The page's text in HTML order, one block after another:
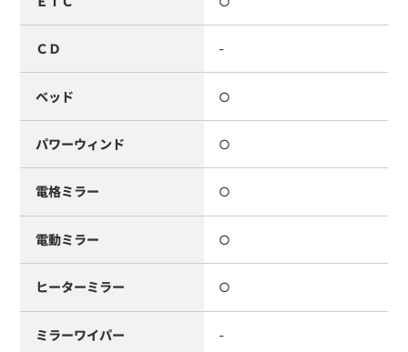
ＣＤ -
ベッド ○
パワーウィンド ○
電格ミラー ○
電動ミラー ○
ヒーターミラー ○
ミラーワイパー -